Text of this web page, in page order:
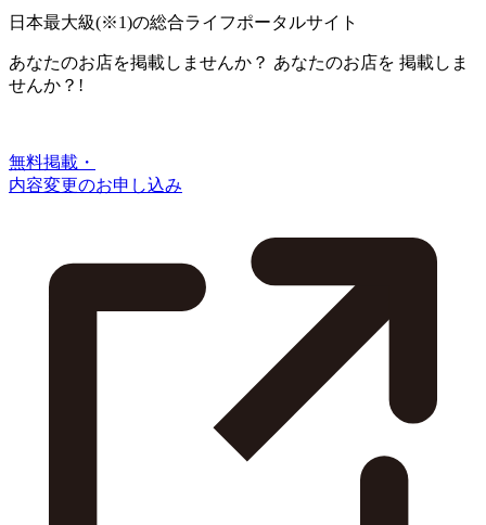
日本最大級(※1)の総合ライフポータルサイト
あなたのお店を掲載しませんか？ あなたのお店を 掲載しま
せんか？!
無料掲載・
内容変更のお申し込み